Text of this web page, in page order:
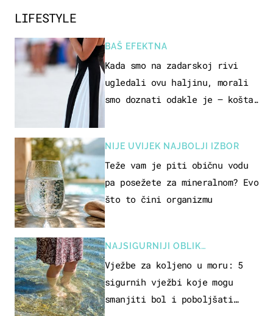
LIFESTYLE
BAŠ EFEKTNA
Kada smo na zadarskoj rivi
ugledali ovu haljinu, morali
smo doznati odakle je – košta
NIJE UVIJEK NAJBOLJI IZBOR
Teže vam je piti običnu vodu
pa posežete za mineralnom? Evo
što to čini organizmu
NAJSIGURNIJI OBLIK
REKREACIJE
Vježbe za koljeno u moru: 5
sigurnih vježbi koje mogu
smanjiti bol i poboljšati